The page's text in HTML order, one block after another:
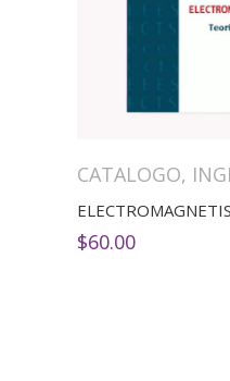
CATALOGO,
$60.00